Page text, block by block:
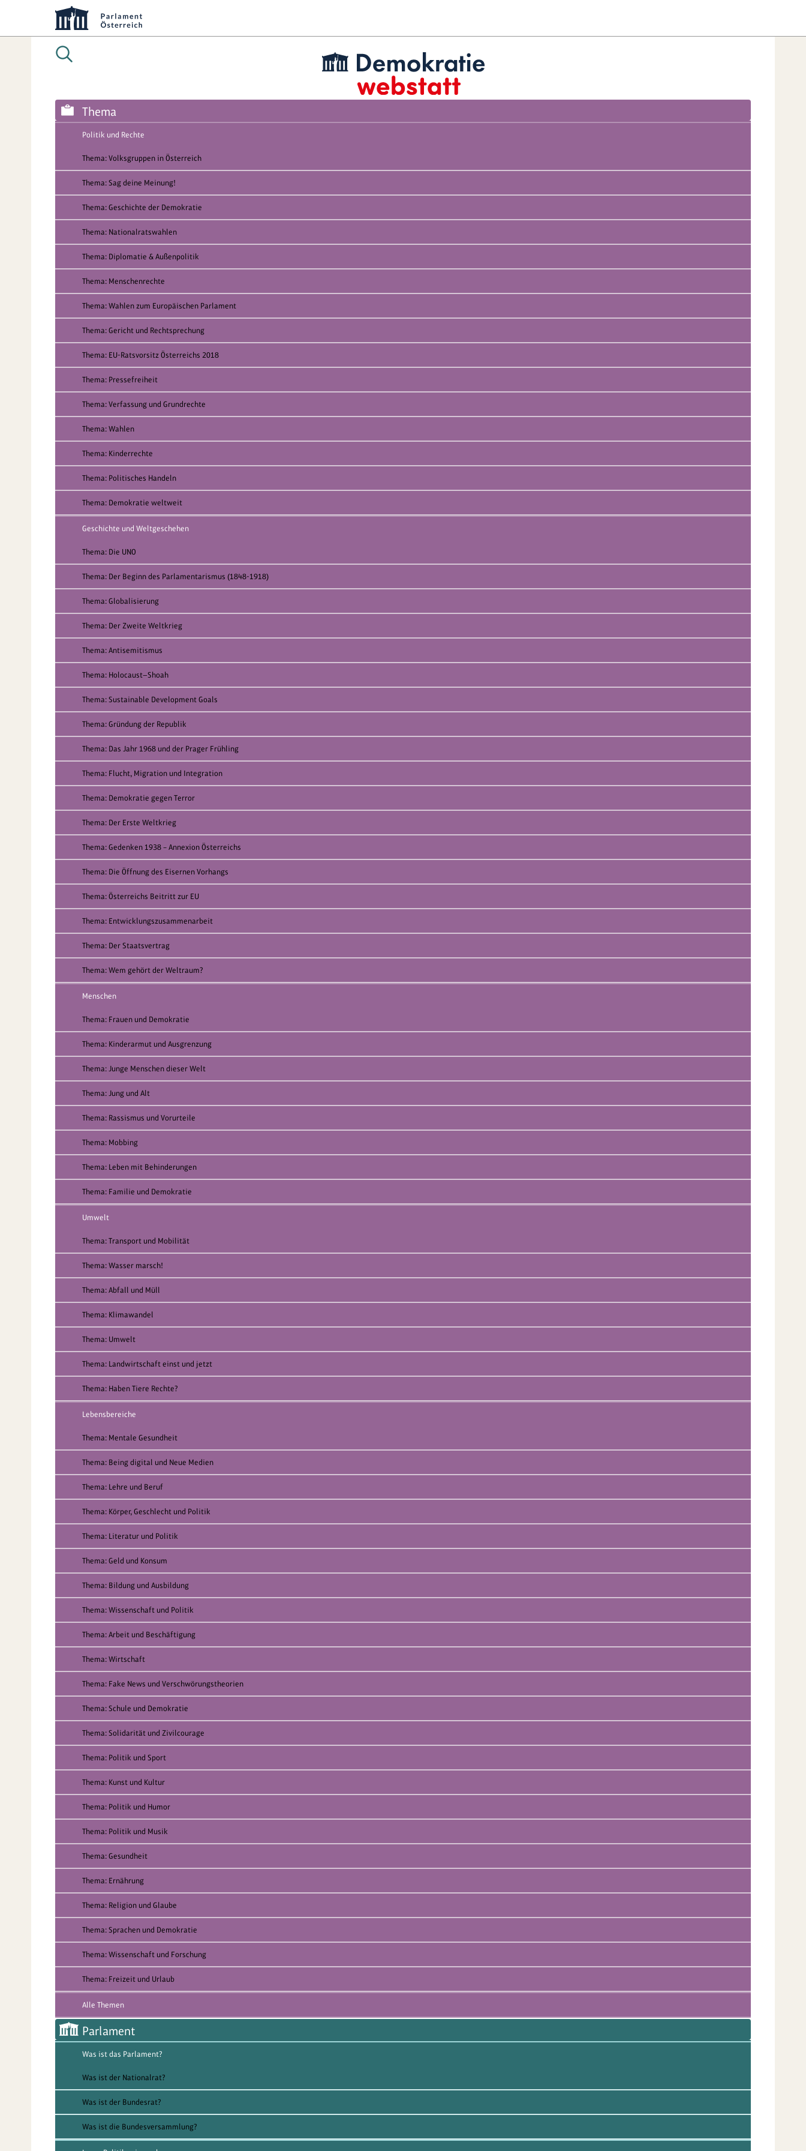
Thema
Politik und Rechte
Thema: Volksgruppen in Österreich
Thema: Sag deine Meinung!
Thema: Geschichte der Demokratie
Thema: Nationalratswahlen
Thema: Diplomatie & Außenpolitik
Thema: Menschenrechte
Thema: Wahlen zum Europäischen Parlament
Thema: Gericht und Rechtsprechung
Thema: EU-Ratsvorsitz Österreichs 2018
Thema: Pressefreiheit
Thema: Verfassung und Grundrechte
Thema: Wahlen
Thema: Kinderrechte
Thema: Politisches Handeln
Thema: Demokratie weltweit
Geschichte und Weltgeschehen
Thema: Die UNO
Thema: Der Beginn des Parlamentarismus (1848-1918)
Thema: Globalisierung
Thema: Der Zweite Weltkrieg
Thema: Antisemitismus
Thema: Holocaust—Shoah
Thema: Sustainable Development Goals
Thema: Gründung der Republik
Thema: Das Jahr 1968 und der Prager Frühling
Thema: Flucht, Migration und Integration
Thema: Demokratie gegen Terror
Thema: Der Erste Weltkrieg
Thema: Gedenken 1938 – Annexion Österreichs
Thema: Die Öffnung des Eisernen Vorhangs
Thema: Österreichs Beitritt zur EU
Thema: Entwicklungszusammenarbeit
Thema: Der Staatsvertrag
Thema: Wem gehört der Weltraum?
Menschen
Thema: Frauen und Demokratie
Thema: Kinderarmut und Ausgrenzung
Thema: Junge Menschen dieser Welt
Thema: Jung und Alt
Thema: Rassismus und Vorurteile
Thema: Mobbing
Thema: Leben mit Behinderungen
Thema: Familie und Demokratie
Umwelt
Thema: Transport und Mobilität
Thema: Wasser marsch!
Thema: Abfall und Müll
Thema: Klimawandel
Thema: Umwelt
Thema: Landwirtschaft einst und jetzt
Thema: Haben Tiere Rechte?
Lebensbereiche
Thema: Mentale Gesundheit
Thema: Being digital und Neue Medien
Thema: Lehre und Beruf
Thema: Körper, Geschlecht und Politik
Thema: Literatur und Politik
Thema: Geld und Konsum
Thema: Bildung und Ausbildung
Thema: Wissenschaft und Politik
Thema: Arbeit und Beschäftigung
Thema: Wirtschaft
Thema: Fake News und Verschwörungstheorien
Thema: Schule und Demokratie
Thema: Solidarität und Zivilcourage
Thema: Politik und Sport
Thema: Kunst und Kultur
Thema: Politik und Humor
Thema: Politik und Musik
Thema: Gesundheit
Thema: Ernährung
Thema: Religion und Glaube
Thema: Sprachen und Demokratie
Thema: Wissenschaft und Forschung
Thema: Freizeit und Urlaub
Alle Themen
Parlament
Was ist das Parlament?
Was ist der Nationalrat?
Was ist der Bundesrat?
Was ist die Bundesversammlung?